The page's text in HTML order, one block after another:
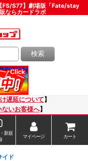
FS/S77】劇場版「Fate/stay
ならカードラボ
検索
遅延について】
ないお客様へ】
新規
マイページ カート
イド